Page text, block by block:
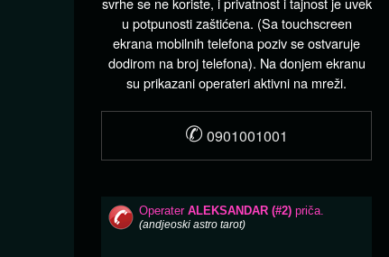
u potpunosti zaštićena. (Sa touchscreen
ekrana mobilnih telefona poziv se ostvaruje
dodirom na broj telefona). Na donjem ekranu
su prikazani operateri aktivni na mreži.
✆ 0901001001